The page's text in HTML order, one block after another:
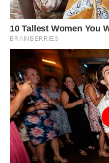
– Не було грошей на
…